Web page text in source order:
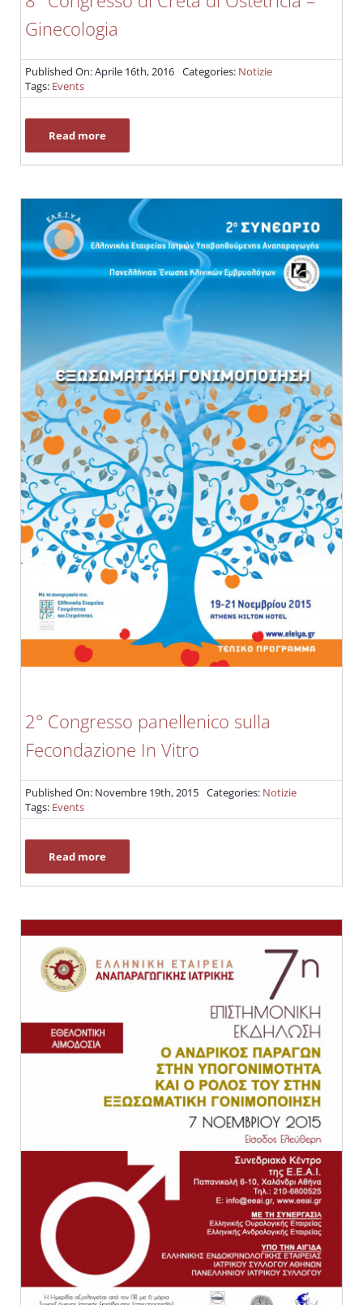
Ginecologia
Published On: Aprile 16th, 2016 Categories: Notizie
Tags: Events
Read more
2° Congresso panellenico sulla
Fecondazione In Vitro
Published On: Novembre 19th, 2015 Categories: Notizie
Tags: Events
Read more